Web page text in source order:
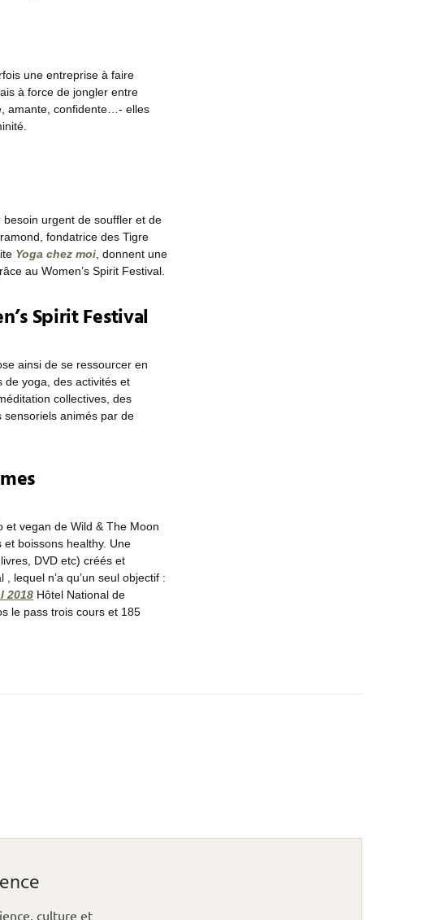
une entreprise à faire
à force de jongler entre
amante, confidente…- elles
urgent de souffler et de
fondatrice des Tigre
Yoga chez moi, donnent une
au Women’s Spirit Festival.
Spirit Festival
ainsi de se ressourcer en
de yoga, des activités et
collectives, des
animés par de
et vegan de Wild & The Moon
boissons healthy. Une
DVD etc) créés et
lequel n’a qu’un seul objectif :
2018 Hôtel National de
le pass trois cours et 185
culture et